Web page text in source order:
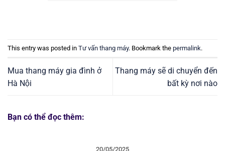
This entry was posted in Tư vấn thang máy. Bookmark the permalink.
Mua thang máy gia đình ở
Hà Nội
Thang máy sẽ di chuyển đến
bất kỳ nơi nào
Bạn có thể đọc thêm:
20/05/2025